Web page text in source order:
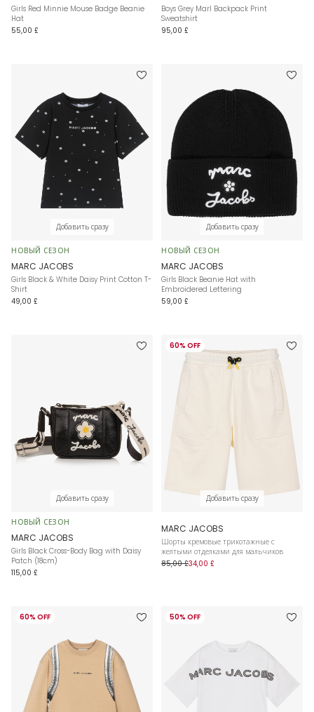
Girls Red Minnie Mouse Badge Beanie
Hat
55,00 £
Boys Grey Marl Backpack Print
Sweatshirt
95,00 £
Добавить сразу
НОВЫЙ СЕЗОН
MARC JACOBS
Girls Black & White Daisy Print Cotton T-
Shirt
49,00 £
Добавить сразу
НОВЫЙ СЕЗОН
MARC JACOBS
Girls Black Beanie Hat with
Embroidered Lettering
59,00 £
Добавить сразу
НОВЫЙ СЕЗОН
MARC JACOBS
Girls Black Cross-Body Bag with Daisy
Patch (18cm)
115,00 £
60% OFF
Добавить сразу
MARC JACOBS
Шорты кремовые трикотажные с
желтыми отделками для мальчиков
85,00 £34,00 £
60% OFF 50% OFF